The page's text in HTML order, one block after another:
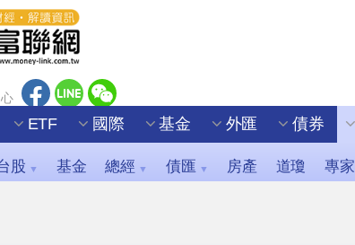
ETF 國際 基金 外匯 債券
股 ▼ 基金 總經 ▼ 債匯 ▼ 房產 道瓊 專家